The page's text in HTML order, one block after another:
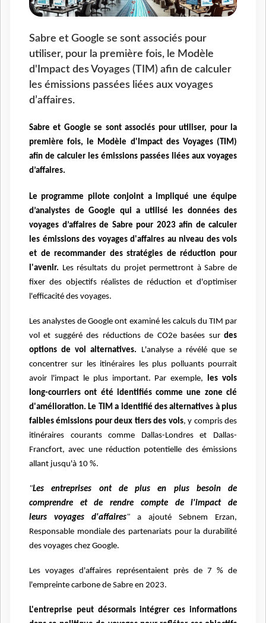
Sabre et Google se sont associés pour
utiliser, pour la première fois, le Modèle
d'Impact des Voyages (TIM) afin de calculer
les émissions passées liées aux voyages
d’affaires.
Sabreet Google se sont associés pour utiliser, pour la
première fois, le Modèle d'Impact des Voyages (TIM)
afin de calculer les émissions passées liées aux voyages
d’affaires.
Le programme pilote conjoint a impliqué une équipe
d’analystes de Google qui a utilisé les données des
voyages d’affaires de Sabre pour 2023 afin de calculer
les émissions des voyages d'affaires au niveau des vols
et de recommander des stratégies de réduction pour
l'avenir. Les résultats du projet permettront à Sabre de
fixer des objectifs réalistes de réduction et d'optimiser
l'efficacité des voyages.
Les analystes de Google ont examiné les calculs du TIM par
vol et suggéré des réductions de CO2e basées surdes
options de vol alternatives. L'analyse a révélé que se
concentrer sur les itinéraires les plus polluants pourrait
avoir l'impact le plus important. Par exemple, les vols
long-courriers ont été identifiés comme une zone clé
d'amélioration. Le TIM a identifié des alternatives à plus
faiblesémissions pour deux tiers des vols, y compris des
itinéraires courants comme Dallas-Londres et Dallas-
Francfort, avec une réduction potentielle des émissions
allant jusqu'à 10 %.
"Les entreprises ont de plus en plus besoin de
comprendre et de rendre compte de l'impact de
leurs voyages d'affaires" a ajouté Sebnem Erzan,
Responsable mondiale des partenariats pour la durabilité
des voyages chez Google.
Les voyages d'affaires représentaient près de 7 % de
l'empreinte carbone de Sabre en 2023.
L'entreprise peut désormais intégrer ces informations